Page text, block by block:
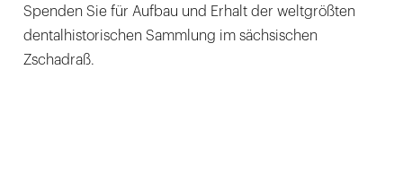
Spenden Sie für Aufbau und Erhalt der weltgrößten
dentalhistorischen Sammlung im sächsischen
Zschadraß.